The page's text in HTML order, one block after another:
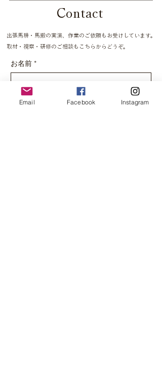
Contact
出張馬耕・馬搬の実演、作業のご依頼もお受けしています。
取材・視察・研修のご相談もこちらからどうぞ。
お名前 *
E-mail *
Email Facebook Instagram